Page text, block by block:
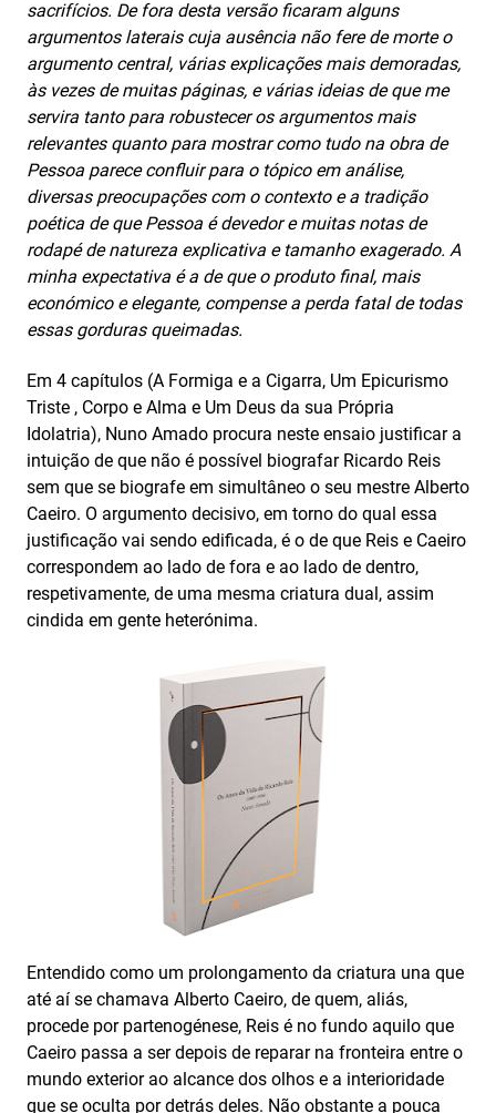
sacrifícios. De fora desta versão ficaram alguns
argumentos laterais cuja ausência não fere de morte o
argumento central, várias explicações mais demoradas,
às vezes de muitas páginas, e várias ideias de que me
servira tanto para robustecer os argumentos mais
relevantes quanto para mostrar como tudo na obra de
Pessoa parece confluir para o tópico em análise,
diversas preocupações com o contexto e a tradição
poética de que Pessoa é devedor e muitas notas de
rodapé de natureza explicativa e tamanho exagerado. A
minha expectativa é a de que o produto final, mais
económico e elegante, compense a perda fatal de todas
essas gorduras queimadas.
Em 4 capítulos (A Formiga e a Cigarra, Um Epicurismo
Triste , Corpo e Alma e Um Deus da sua Própria
Idolatria), Nuno Amado procura neste ensaio justificar a
intuição de que não é possível biografar Ricardo Reis
sem que se biografe em simultâneo o seu mestre Alberto
Caeiro. O argumento decisivo, em torno do qual essa
justificação vai sendo edificada, é o de que Reis e Caeiro
correspondem ao lado de fora e ao lado de dentro,
respetivamente, de uma mesma criatura dual, assim
cindida em gente heterónima.
Entendido como um prolongamento da criatura una que
até aí se chamava Alberto Caeiro, de quem, aliás,
procede por partenogénese, Reis é no fundo aquilo que
Caeiro passa a ser depois de reparar na fronteira entre o
mundo exterior ao alcance dos olhos e a interioridade
que se oculta por detrás deles. Não obstante a pouca